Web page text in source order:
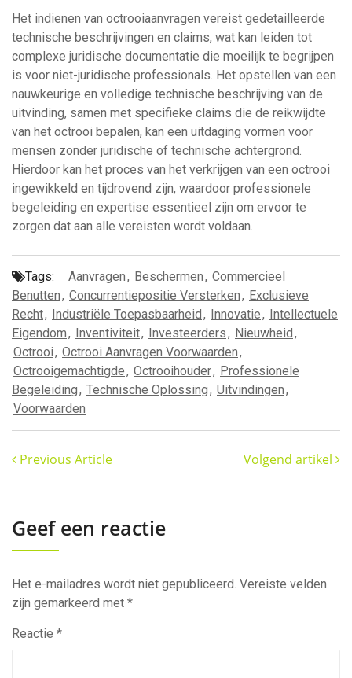
Het indienen van octrooiaanvragen vereist gedetailleerde
technische beschrijvingen en claims, wat kan leiden tot
complexe juridische documentatie die moeilijk te begrijpen
is voor niet-juridische professionals. Het opstellen van een
nauwkeurige en volledige technische beschrijving van de
uitvinding, samen met specifieke claims die de reikwijdte
van het octrooi bepalen, kan een uitdaging vormen voor
mensen zonder juridische of technische achtergrond.
Hierdoor kan het proces van het verkrijgen van een octrooi
ingewikkeld en tijdrovend zijn, waardoor professionele
begeleiding en expertise essentieel zijn om ervoor te
zorgen dat aan alle vereisten wordt voldaan.
Tags: Aanvragen, Beschermen, Commercieel
Benutten, Concurrentiepositie Versterken, Exclusieve
Recht, Industriële Toepasbaarheid, Innovatie, Intellectuele
Eigendom, Inventiviteit, Investeerders, Nieuwheid,
Octrooi, Octrooi Aanvragen Voorwaarden,
Octrooigemachtigde, Octrooihouder, Professionele
Begeleiding, Technische Oplossing, Uitvindingen,
Voorwaarden
Previous Article Volgend artikel
Geef een reactie
Het e-mailadres wordt niet gepubliceerd. Vereiste velden
zijn gemarkeerd met *
Reactie *